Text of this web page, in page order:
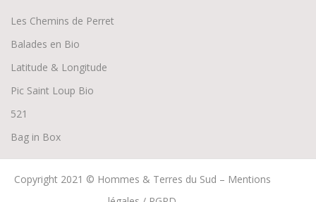
Les Chemins de Perret
Balades en Bio
Latitude & Longitude
Pic Saint Loup Bio
521
Bag in Box
Copyright 2021 © Hommes & Terres du Sud – Mentions